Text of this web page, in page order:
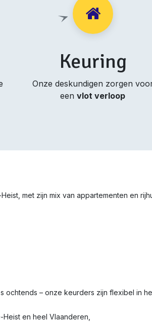
Keuring
Onze deskundigen zorgen
eenvlot verloop
met zijn mix van appartementen en
ochtends – onze keurders zijn flexibel in
en heel Vlaanderen,